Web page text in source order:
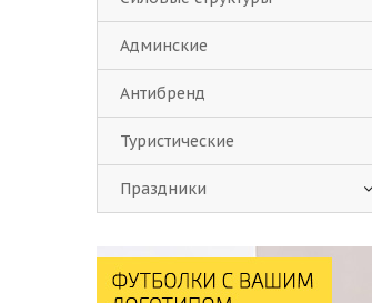
Админские
Антибренд
Туристические
Праздники